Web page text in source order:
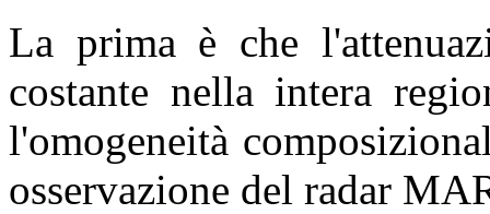
La prima è che
costante nella intera
l'omogeneità
osservazione del radar